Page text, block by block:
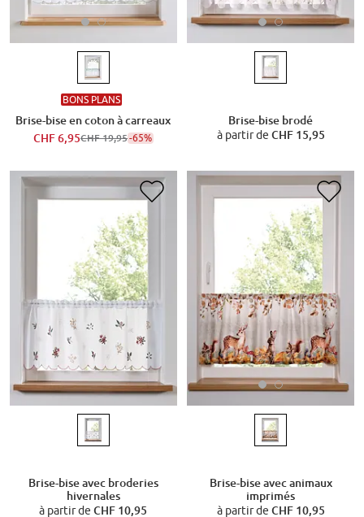
BONS PLANS
Brise-bise en coton à carreaux
CHF 6,95CHF 19,95-65%
Brise-bise brodé
à partir de CHF 15,95
Brise-bise avec broderies
hivernales
à partir deCHF 10,95
Brise-bise avec animaux
imprimés
à partir de CHF 10,95